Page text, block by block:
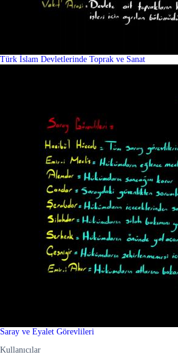
Türk İslam Devletlerinde Toprak ve Sanat
Saray ve Eyalet Görevlileri
Kullanıcılar